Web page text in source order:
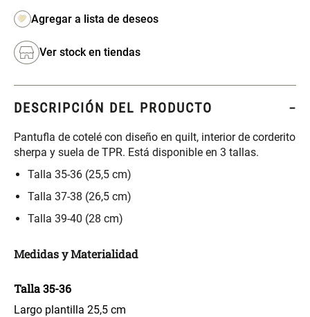
Ver stock en tiendas
DESCRIPCIÓN DEL PRODUCTO
Pantufla de cotelé con diseño en quilt, interior de corderito
sherpa y suela de TPR. Está disponible en 3 tallas.
Talla 35-36 (25,5 cm)
Talla 37-38 (26,5 cm)
Talla 39-40 (28 cm)
Medidas y Materialidad
Talla 35-36
Largo plantilla 25,5 cm
Set Sábanas Algodón satín 240
Hilos
Canasto Ropa Bambú Redondo
con Forro
S/ 69.90
Mueble Repisa Bambú 4
Bandejas con Puerta 23 x 23 x
119 cm
Comoda Bambú con Puertas 80
S/ 319.00S/ 254.90
Plumón Pluma